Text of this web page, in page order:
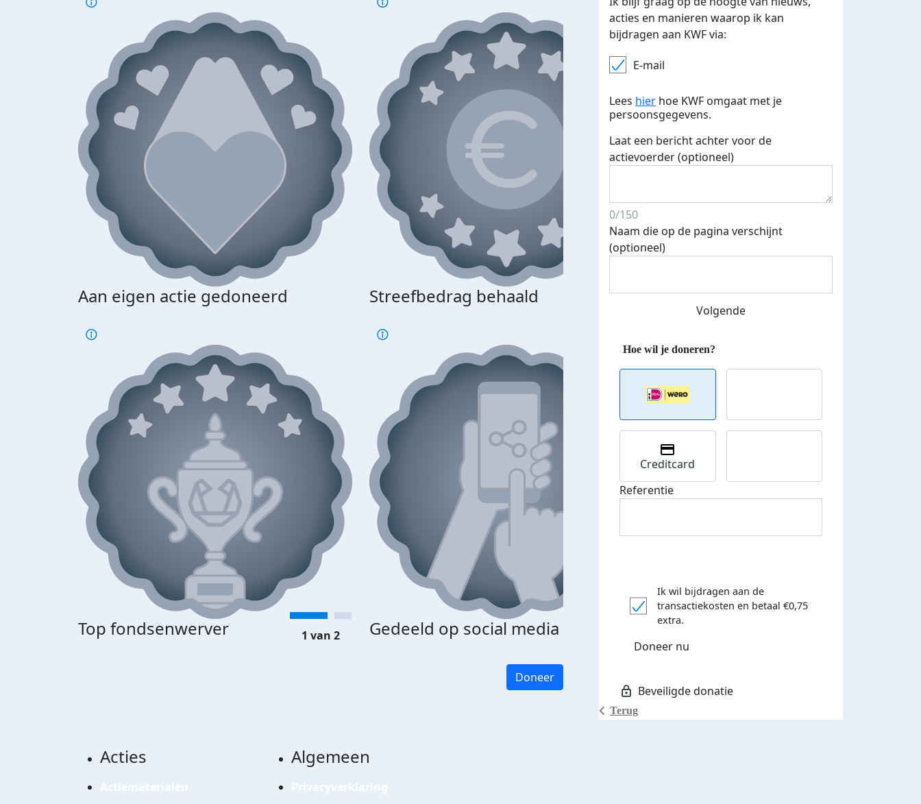
Aan eigen actie gedoneerd Streefbedrag behaald Streefbedrag verhoogd
Top fondsenwerver Gedeeld op social media Donateurs bedankt
1 van 2
Doneer
acties en manieren waarop ik kan
bijdragen aan KWF via:
E-mail
Lees hier hoe KWF omgaat met je
persoonsgegevens.
Laat een bericht achter voor de
actievoerder (optioneel)
0/150
Naam die op de pagina verschijnt
(optioneel)
Volgende
Terug
Creditcard
Referentie
Ik wil bijdragen aan de
transactiekosten en betaal €0,75
extra.
Doneer nu
Acties Algemeen